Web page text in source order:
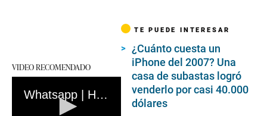
VIDEO RECOMENDADO
Whatsapp | Hackers aprovechan falla de seguridad en aplicativo para instalar programa espía
TE PUEDE INTERESAR
¿Cuánto cuesta un
iPhone del 2007? Una
casa de subastas logró
venderlo por casi 40.000
dólares